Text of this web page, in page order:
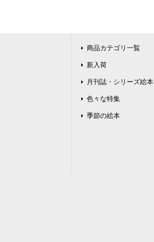
商品カテゴリ一覧
新入荷
月刊誌・シリーズ絵本
色々な特集
季節の絵本